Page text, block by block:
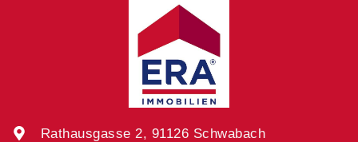
Rathausgasse 2, 91126 Schwabach